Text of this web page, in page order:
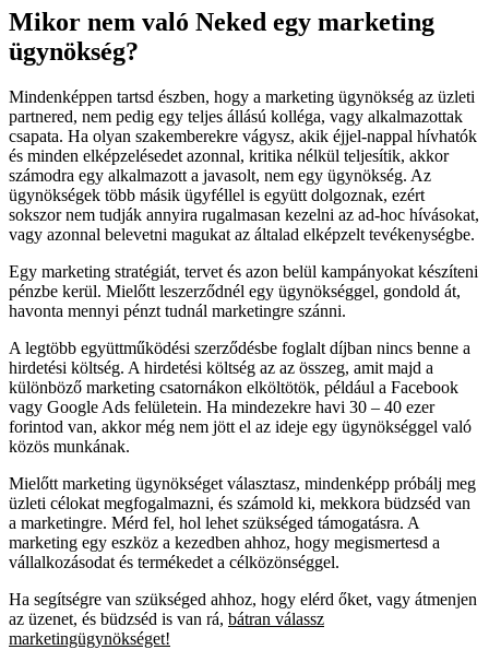
Mikor nem való Neked egy marketing
ügynökség?
Mindenképpen tartsd észben, hogy a marketing ügynökség az üzleti
partnered, nem pedig egy teljes állású kolléga, vagy alkalmazottak
csapata. Ha olyan szakemberekre vágysz, akik éjjel-nappal hívhatók
és minden elképzelésedet azonnal, kritika nélkül teljesítik, akkor
számodra egy alkalmazott a javasolt, nem egy ügynökség. Az
ügynökségek több másik ügyféllel is együtt dolgoznak, ezért
sokszor nem tudják annyira rugalmasan kezelni az ad-hoc hívásokat,
vagy azonnal belevetni magukat az általad elképzelt tevékenységbe.
Egy marketing stratégiát, tervet és azon belül kampányokat készíteni
pénzbe kerül. Mielőtt leszerződnél egy ügynökséggel, gondold át,
havonta mennyi pénzt tudnál marketingre szánni.
A legtöbb együttműködési szerződésbe foglalt díjban nincs benne a
hirdetési költség. A hirdetési költség az az összeg, amit majd a
különböző marketing csatornákon elköltötök, például a Facebook
vagy Google Ads felületein. Ha mindezekre havi 30 – 40 ezer
forintod van, akkor még nem jött el az ideje egy ügynökséggel való
közös munkának.
Mielőtt marketing ügynökséget választasz, mindenképp próbálj meg
üzleti célokat megfogalmazni, és számold ki, mekkora büdzséd van
a marketingre. Mérd fel, hol lehet szükséged támogatásra. A
marketing egy eszköz a kezedben ahhoz, hogy megismertesd a
vállalkozásodat és termékedet a célközönséggel.
Ha segítségre van szükséged ahhoz, hogy elérd őket, vagy átmenjen
az üzenet, és büdzséd is van rá, bátran válassz
marketingügynökséget!